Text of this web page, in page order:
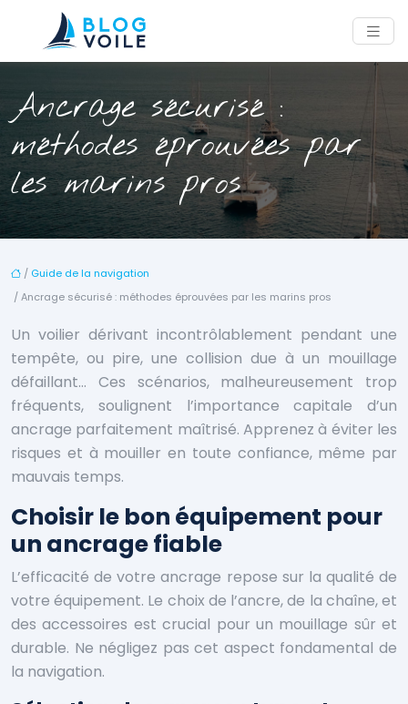
Ancrage sécurisé :
méthodes éprouvées par
les marins pros
/ Guide de la navigation
/ Ancrage sécurisé : méthodes éprouvées par les marins pros
Un voilier dérivant incontrôlablement pendant une
tempête, ou pire, une collision due à un mouillage
défaillant… Ces scénarios, malheureusement trop
fréquents, soulignent l’importance capitale d’un
ancrage parfaitement maîtrisé. Apprenez à éviter les
risques et à mouiller en toute confiance, même par
mauvais temps.
Choisir le bon équipement pour
un ancrage fiable
L’efficacité de votre ancrage repose sur la qualité de
votre équipement. Le choix de l’ancre, de la chaîne, et
des accessoires est crucial pour un mouillage sûr et
durable. Ne négligez pas cet aspect fondamental de
la navigation.